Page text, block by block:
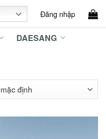
Đăng nhập
DAESANG